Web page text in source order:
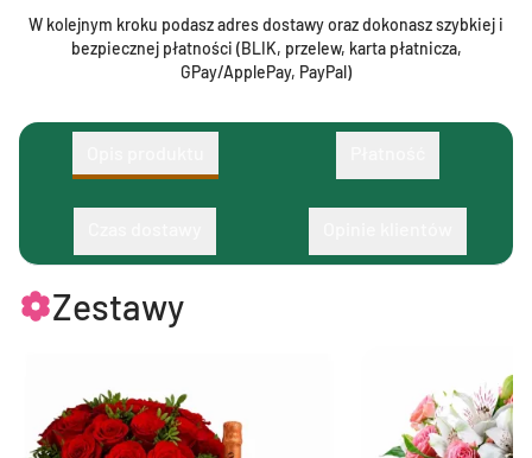
W kolejnym kroku podasz adres dostawy oraz dokonasz szybkiej i
bezpiecznej płatności (BLIK, przelew, karta płatnicza,
GPay/ApplePay, PayPal)
Zestawy